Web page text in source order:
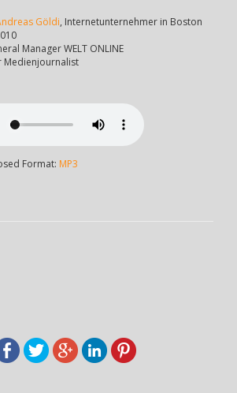
Göldi, Internetunternehmer in Boston
Manager WELT ONLINE
Medienjournalist
Format: MP3